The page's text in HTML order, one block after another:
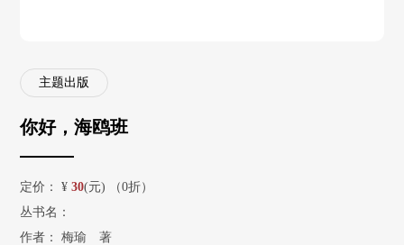
主题出版
你好，海鸥班
定价： ¥30(元) （0折）
丛书名：
作者：
梅瑜 著